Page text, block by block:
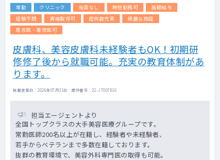
常勤 クリニック 当直なし 時短勤務可
高額給与
経験不問
資格取得可 症例数充実
綺麗な施設
専攻医・専修医可
皮膚科、美容皮膚科未経験者もOK！初期研
修修了後から就職可能。充実の教育体制があ
ります。
掲載更新日 : 2026年07月31日 案件番号 : 22-JT007816
担当エージェントより
全国トップクラスの大手美容医療グループです。
常勤医師200名以上が在籍し、経験者や未経験者、
若手からベテランまで多数在籍しております。
抜群の教育環境で、美容外科専門医の取得も可能。